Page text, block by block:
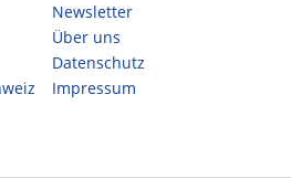
Newsletter
Über uns
Datenschutz
Impressum